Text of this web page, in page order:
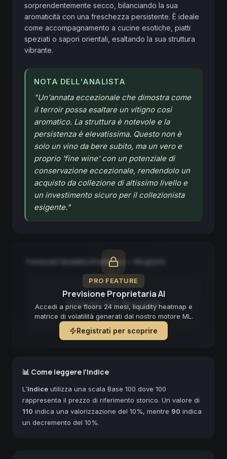
sorprendentemente secco, bilanciando la sua
aromaticità con una freschezza persistente. È ideale
come accompagnamento a cucine esotiche, piatti
speziati o sapori orientali, esaltando la sua struttura
vibrante.
NOTA DELL'ANALISTA
"Un'annata eccezionale che dimostra come
il terroir possa esaltare un vitigno così
aromatico. La struttura è notevole e la
persistenza è elevatissima. Questo non è
solo un vino da bere subito, ma un vero e
proprio 'fine wine' con un potenziale di
conservazione eccezionale, rendendolo un
acquisto da collezione di altissimo livello e
un investimento sicuro per il collezionista
esigente."
PRO FEATURE
Previsione Proprietaria AI
Accedi a price floors 24 mesi, liquidity heatmap e
matrice di volatilità generati dal nostro motore ML.
Registrati per scoprire
Forecast Modello Predittivo — 90 giorni
Forecast non disponibile
📊 Come leggere l'Indice
L'Indice utilizza una scala Base 100 dove 100
rappresenta il prezzo di riferimento storico. Un valore di
110 indica una valorizzazione del 10%, mentre 90 indica
un decremento del 10%.